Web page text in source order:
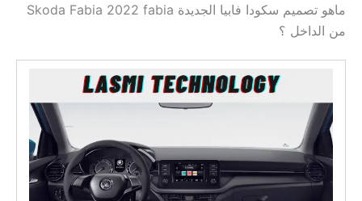
ماهو تصميم سكودا فابيا الجديدة Skoda Fabia 2022 fabia
من الداخل ؟